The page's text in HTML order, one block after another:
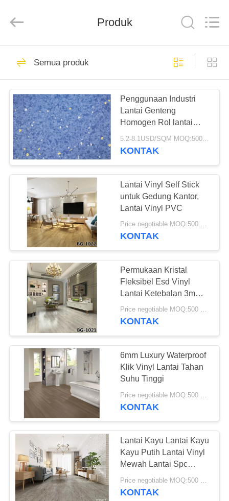
RUMAH
PRODUK
TAMPILAN
VR
TENTANG
KITA
WISATA
PABRIK
KONTROL
KUALITAS
HUBUNGI
KAMI
BERITA
SEMUA
KASUS
QUOTE
REQUEST
SUATU
Rights
by
Lantai PVC
Fleksibel
Lantai ubin vinil
mewah
18
Lantai PVC
homogen
lantai pvc rumah
sakit
Produk
Semua produk
Penggunaan Industri
Lantai Genteng
Homogen Rol lantai
PVC tahan air
5.2-8.1USD/SQM MOQ:500SQM
KONTAK
Lantai Vinyl Self Stick
untuk Gedung Kantor,
Lantai Vinyl PVC
Price negotiable MOQ:500 meter persegi
KONTAK
Permukaan Kristal
Fleksibel Esd Vinyl
Lantai Ketebalan 3mm
Anti-Goresan
Price negotiable MOQ:500 meter persegi
KONTAK
6mm Luxury Waterproof
Klik Vinyl Lantai Tahan
Suhu Tinggi
KONTAK
Lantai Kayu Lantai Kayu
Kayu Putih Lantai Vinyl
Mewah Lantai Spc
Lantai Papan Keras Inti
Price negotiable MOQ:500 meter persegi
KONTAK